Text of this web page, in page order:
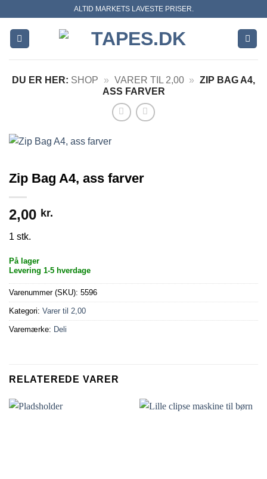
content
ALTID MARKETS LAVESTE PRISER.
DU ER HER: SHOP » VARER TIL 2,00 » ZIP BAG A4,
ASS FARVER
Zip Bag A4, ass farver
2,00 kr.
1 stk.
På lager
Levering 1-5 hverdage
Varenummer (SKU): 5596
Kategori: Varer til 2,00
Varemærke: Deli
RELATEREDE VARER